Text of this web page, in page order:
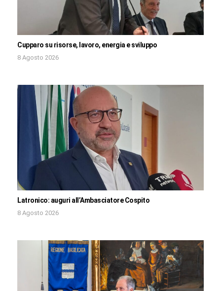
Cupparo su risorse, lavoro, energia e sviluppo
8 Agosto 2026
Latronico: auguri all’Ambasciatore Cospito
8 Agosto 2026